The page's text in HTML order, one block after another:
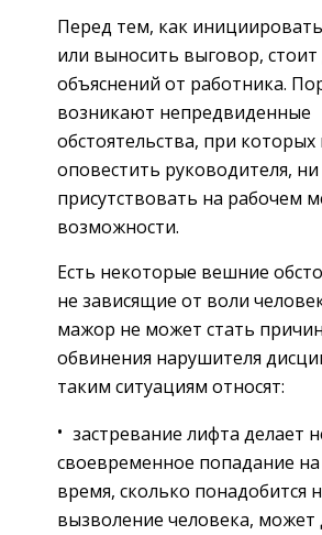
Перед тем, как
или выносить выговор,
объяснений от работника.
возникают непредвиденные
обстоятельства, при которых
оповестить руководителя, ни
присутствовать на рабочем
возможности.
Есть некоторые вешние
не зависящие от воли
мажор не может стать
обвинения нарушителя
таким ситуациям относят:
застревание лифта делает
своевременное попадание на
время, сколько понадобится
вызволение человека, может